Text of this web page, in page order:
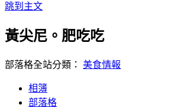
跳到主文
黃尖尼。肥吃吃
部落格全站分類： 美食情報
相簿
部落格